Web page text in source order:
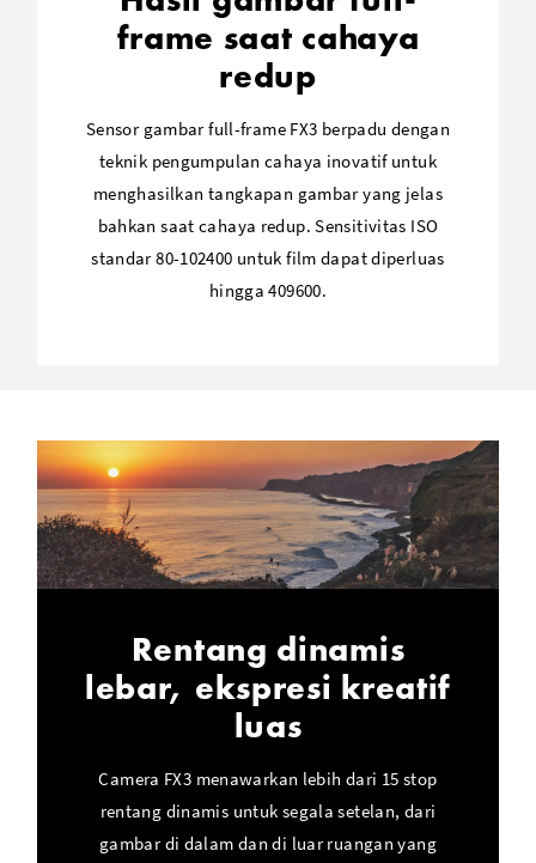
frame saat cahaya
redup
Sensor gambar full-frame FX3 berpadu dengan
teknik pengumpulan cahaya inovatif untuk
menghasilkan tangkapan gambar yang jelas
bahkan saat cahaya redup. Sensitivitas ISO
standar 80-102400 untuk film dapat diperluas
hingga 409600.
Rentang dinamis
lebar, ekspresi kreatif
luas
Camera FX3 menawarkan lebih dari 15 stop
rentang dinamis untuk segala setelan, dari
gambar di dalam dan di luar ruangan yang